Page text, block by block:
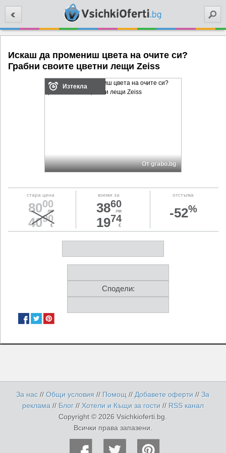
Искаш да промениш цвета на очите си?
Грабни своите цветни лещи Zeiss
Изтекла
От grabo.bg
стара цена
8000
лв
4090
€
вземи за
3860
лв
1974
€
отстъпка
-52%
Сподели:
За нас //Общи условия // Помощ // Добавете оферти//За
реклама // Блог // Хотели и Къщи за гости // RSS канал
Copyright © 2026 Vsichkioferti.bg.
Всички права запазени.